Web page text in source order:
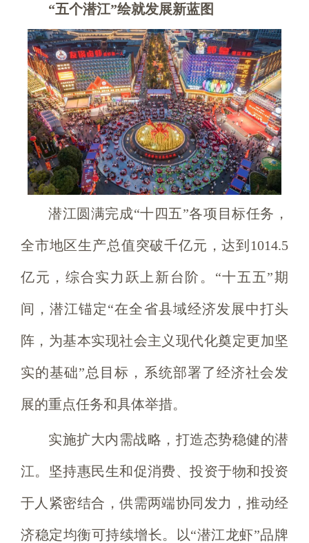
“五个潜江”绘就发展新蓝图
潜江圆满完成“十四五”各项目标任务，
全市地区生产总值突破千亿元，达到1014.5
亿元，综合实力跃上新台阶。“十五五”期
间，潜江锚定“在全省县域经济发展中打头
阵，为基本实现社会主义现代化奠定更加坚
实的基础”总目标，系统部署了经济社会发
展的重点任务和具体举措。
实施扩大内需战略，打造态势稳健的潜
江。坚持惠民生和促消费、投资于物和投资
于人紧密结合，供需两端协同发力，推动经
济稳定均衡可持续增长。以“潜江龙虾”品牌